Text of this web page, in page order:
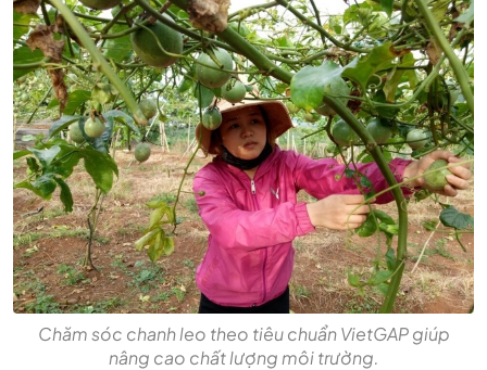
Chăm sóc chanh leo theo tiêu chuẩn VietGAP giúp
nâng cao chất lượng môi trường.